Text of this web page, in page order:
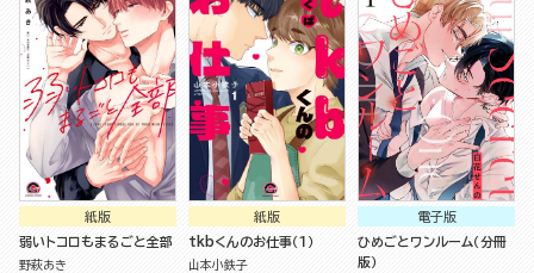
紙版
弱いトコロもまるごと全部
野萩あき
紙版
tkbくんのお仕事（１）
山本小鉄子
電子版
ひめごとワンルーム（分冊
版）